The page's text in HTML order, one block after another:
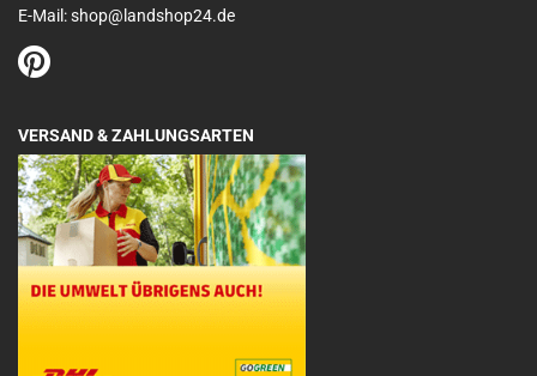
E-Mail: shop@landshop24.de
VERSAND & ZAHLUNGSARTEN